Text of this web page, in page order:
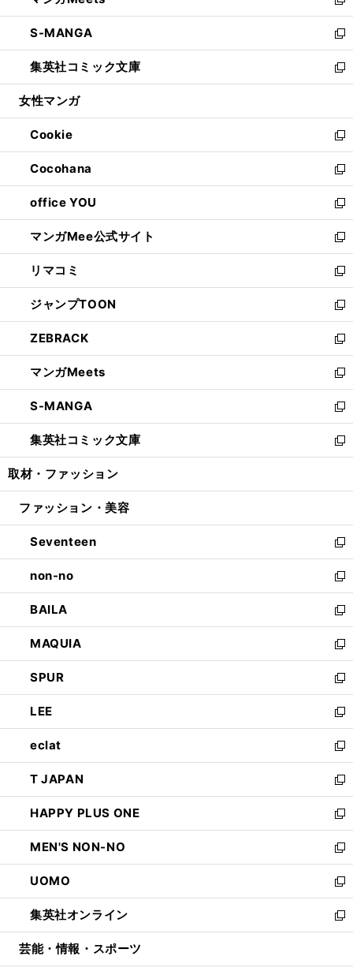
開
く
ウ
で
開
く
ン
ド
ウ
で
開
ウ
ィ
ン
ド
ウ
開
く
し
い
ウ
ィ
ン
ウ
で
開
く
S-MANGA
新
し
い
ウ
ン
ド
ウ
で
開
く
集英社コミック文庫
新
し
ウ
ィ
ン
ド
ウ
で
開
く
女性マンガ
Cookie
新
し
い
ウ
ィ
ン
ド
ウ
で
開
く
Cocohana
新
し
い
ウ
ィ
ン
ド
ウ
で
開
く
office YOU
新
し
い
ウ
ィ
ン
ド
ウ
で
開
く
マンガMee公式サイト
新
し
い
ウ
ィ
ン
ド
ウ
で
開
く
リマコミ
新
し
い
ウ
ィ
ン
ド
ウ
で
開
く
ジャンプTOON
新
し
い
ウ
ィ
ン
ド
ウ
で
開
ZEBRACK
新
し
い
ウ
ィ
ン
ド
ウ
開
マンガMeets
新
し
い
ウ
ィ
ン
ウ
開
く
S-MANGA
新
し
い
ウ
ン
ウ
で
開
く
集英社コミック文庫
新
し
ウ
ン
ド
ウ
で
開
く
取材・ファッション
ファッション・美容
Seventeen
新
し
い
ウ
ィ
ン
ド
ウ
で
開
く
non-no
新
し
い
ウ
ィ
ン
ド
ウ
で
開
く
BAILA
新
し
い
ウ
ィ
ン
ド
ウ
で
開
く
MAQUIA
新
し
い
ウ
ィ
ン
ド
ウ
で
開
く
SPUR
新
し
い
ウ
ィ
ン
ド
ウ
で
開
く
LEE
新
し
い
ウ
ィ
ン
ド
ウ
で
開
く
eclat
新
し
い
ウ
ィ
ン
ド
ウ
で
開
く
T JAPAN
新
し
い
ウ
ィ
ン
ド
ウ
で
開
HAPPY PLUS ONE
新
し
い
ウ
ィ
ン
ド
ウ
開
MEN'S NON-NO
新
し
い
ウ
ィ
ン
ウ
UOMO
新
し
い
ウ
ン
集英社オンライン
新
し
ウ
芸能・情報・スポーツ